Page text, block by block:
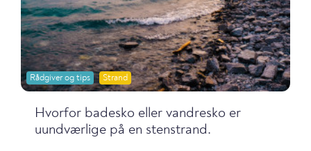
Rådgiver og tips Strand
Hvorfor badesko eller vandresko er
uundværlige på en stenstrand.